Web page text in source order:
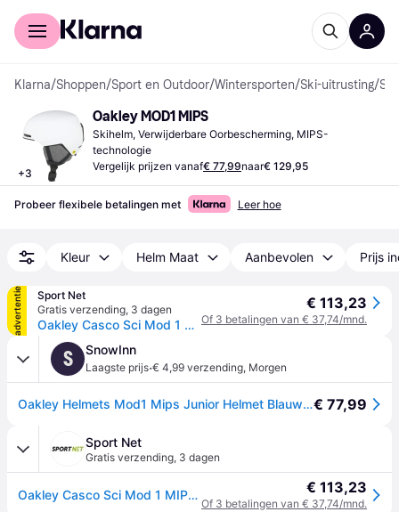
Voor shoppers
Klarna/Shoppen/Sport en Outdoor/Wintersporten/Ski-uitrusting/
+3
Oakley MOD1 MIPS
Skihelm, Verwijderbare Oorbescherming, MIPS-
technologie
Vergelijk prijzen vanaf€ 77,99naar€ 129,95
Probeer flexibele betalingen met Leer hoe
Kleur Helm Maat Aanbevolen Prijs
advertentie
Sport Net
Gratis verzending, 3 dagen
Oakley Casco Sci Mod 1 MIPS Nero
€ 113,23
Of 3 betalingen van € 37,74/mnd.
S SnowInn
Laagste prijs·€ 4,99 verzending, Morgen
Oakley Helmets Mod1 Mips Junior Helmet Blauw 49-53 cm€ 77,99
Sport Net
Gratis verzending, 3 dagen
Oakley Casco Sci Mod 1 MIPS Nero € 113,23
Of 3 betalingen van € 37,74/mnd.